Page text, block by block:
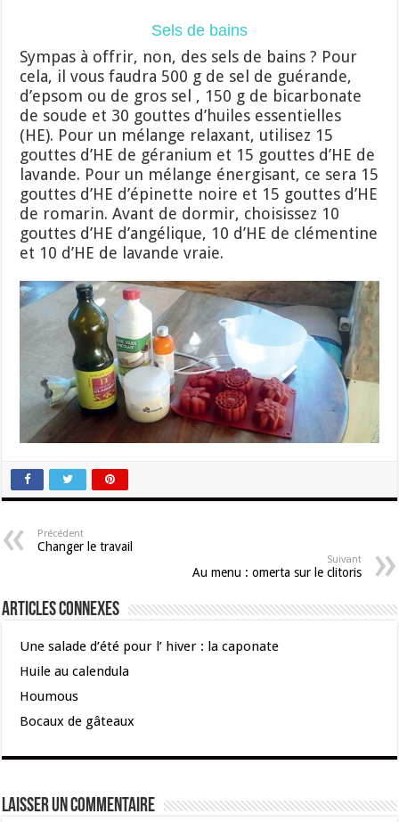
Sels de bains
Sympas à offrir, non, des sels de bains ? Pour
cela, il vous faudra 500 g de sel de guérande,
d’epsom ou de gros sel , 150 g de bicarbonate
de soude et 30 gouttes d’huiles essentielles
(HE). Pour un mélange relaxant, utilisez 15
gouttes d’HE de géranium et 15 gouttes d’HE de
lavande. Pour un mélange énergisant, ce sera 15
gouttes d’HE d’épinette noire et 15 gouttes d’HE
de romarin. Avant de dormir, choisissez 10
gouttes d’HE d’angélique, 10 d’HE de clémentine
et 10 d’HE de lavande vraie.
Précédent
Changer le travail
Suivant
Au menu : omerta sur le clitoris
Articles connexes
Une salade d’été pour l’ hiver : la caponate
Huile au calendula
Houmous
Bocaux de gâteaux
Laisser un commentaire